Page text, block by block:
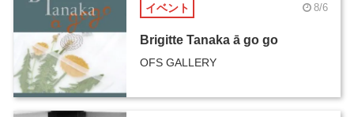
イベント 8/6
Brigitte Tanaka ā go go
OFS GALLERY